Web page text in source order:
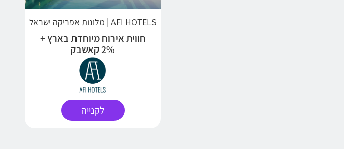
AFI HOTELS | מלונות אפריקה ישראל
חווית אירוח מיוחדת בארץ +
2% קאשבק
לקנייה